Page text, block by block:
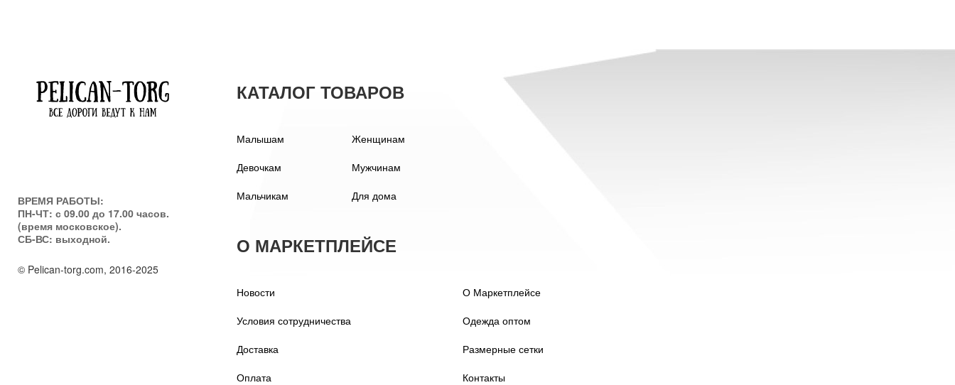
ВРЕМЯ РАБОТЫ:
ПН-ЧТ: с 09.00 до 17.00 часов.
(время московское).
СБ-ВС: выходной.
© Pelican-torg.com, 2016-2025
КАТАЛОГ ТОВАРОВ
Малышам
Девочкам
Мальчикам
Женщинам
Мужчинам
Для дома
О МАРКЕТПЛЕЙСЕ
Новости
Условия сотрудничества
Доставка
Оплата
О Маркетплейсе
Одежда оптом
Размерные сетки
Контакты